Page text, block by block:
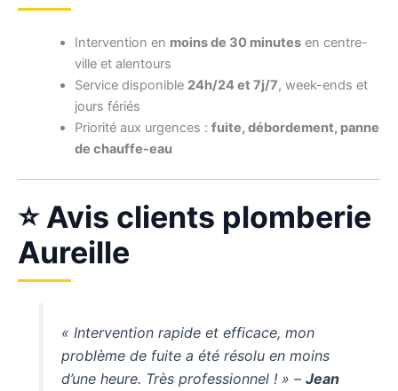
Intervention en moins de 30 minutesen centre-
ville et alentours
Service disponible 24h/24 et 7j/7, week-ends et
jours fériés
Priorité aux urgences : fuite, débordement, panne
de chauffe-eau
⭐ Avis clients plomberie
Aureille
« Intervention rapide et efficace, mon
problème de fuite a été résolu en moins
d’une heure. Très professionnel ! » –Jean